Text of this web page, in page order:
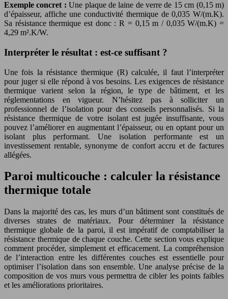
Exemple concret :Une plaque de laine de verre de 15 cm (0,15 m)
d’épaisseur, affiche une conductivité thermique de 0,035 W/(m.K).
Sa résistance thermique est donc : R = 0,15 m / 0,035 W/(m.K) =
4,29 m².K/W.
Interpréter le résultat : est-ce suffisant ?
Une fois la résistance thermique (R) calculée, il faut l’interpréter
pour juger si elle répond à vos besoins. Les exigences de résistance
thermique varient selon la région, le type de bâtiment, et les
réglementations en vigueur. N’hésitez pas à solliciter un
professionnel de l’isolation pour des conseils personnalisés. Si la
résistance thermique de votre isolant est jugée insuffisante, vous
pouvez l’améliorer en augmentant l’épaisseur, ou en optant pour un
isolant plus performant. Une isolation performante est un
investissement rentable, synonyme de confort accru et de factures
allégées.
Paroi multicouche : calculer la résistance
thermique totale
Dans la majorité des cas, les murs d’un bâtiment sont constitués de
diverses strates de matériaux. Pour déterminer la résistance
thermique globale de la paroi, il est impératif de comptabiliser la
résistance thermique de chaque couche. Cette section vous explique
comment procéder, simplement et efficacement. La compréhension
de l’interaction entre les différentes couches est essentielle pour
optimiser l’isolation dans son ensemble. Une analyse précise de la
composition de vos murs vous permettra de cibler les points faibles
et les améliorations prioritaires.